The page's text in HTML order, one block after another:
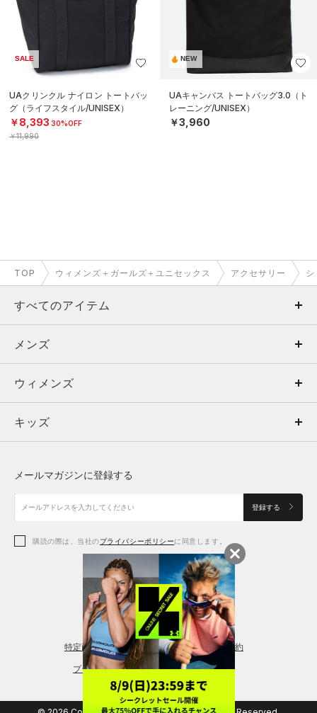
SALE
UAクリンクル ナイロン トートバッ
グ（ライフスタイル/UNISEX）
￥8,393 30%OFF
￥11,990
NEW
UAキャンバス トートバッグ3.0（ト
レーニング/UNISEX）
￥3,960
TOP ウィメンズ＋ガールズ＋ユニセックス アクセサリー
すべてのアイテム
メンズ
ウィメンズ
キッズ
アクセサリー
メンズ
トップス
ボトムス
アクセサリー
ウィメンズ
トップス
シューズ
アクセサリー
レギンス＆タイツ
キッズ
シューズ
メールマガジンに登録する
登録する
購読の際は、当社のプライバシーポリシーに同意します。
特定商取引法に基づく通販の表記 会員規約
プライバシーポリシー